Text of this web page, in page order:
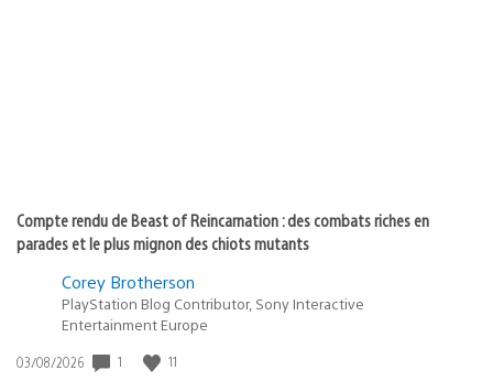
Compte rendu de Beast of Reincarnation : des combats riches en
parades et le plus mignon des chiots mutants
Corey Brotherson
PlayStation Blog Contributor, Sony Interactive
Entertainment Europe
Date
03/08/2026 1 11